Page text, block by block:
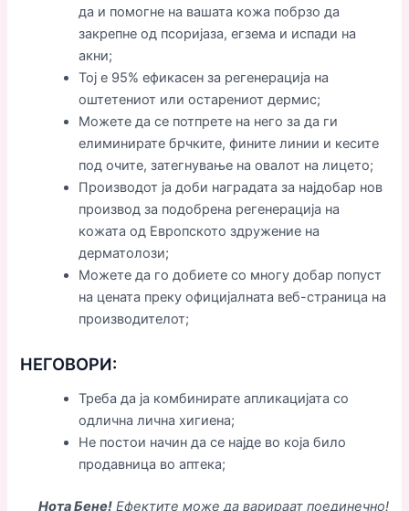
да и помогне на вашата кожа побрзо да
закрепне од псоријаза, егзема и испади на
акни;
Тој е 95% ефикасен за регенерација на
оштетениот или остарениот дермис;
Можете да се потпрете на него за да ги
елиминирате брчките, фините линии и кесите
под очите, затегнување на овалот на лицето;
Производот ја доби наградата за најдобар нов
производ за подобрена регенерација на
кожата од Европското здружение на
дерматолози;
Можете да го добиете со многу добар попуст
на цената преку официјалната веб-страница на
производителот;
НЕГОВОРИ:
Треба да ја комбинирате апликацијата со
одлична лична хигиена;
Не постои начин да се најде во која било
продавница во аптека;
Нота Бене!Ефектите може да варираат поединечно!